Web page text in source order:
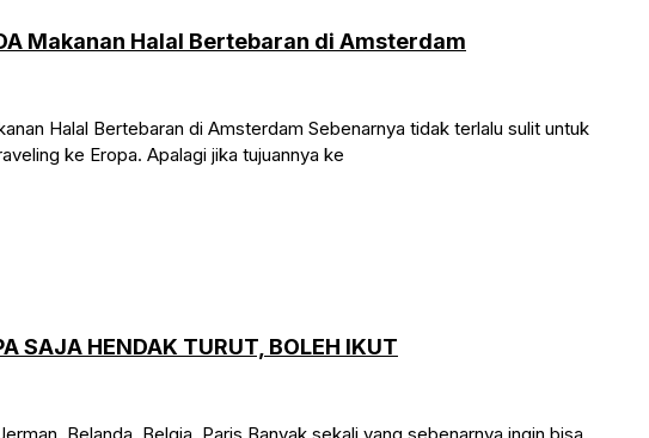
Makanan Halal Bertebaran di Amsterdam
Halal Bertebaran di Amsterdam Sebenarnya tidak terlalu sulit untuk
ke Eropa. Apalagi jika tujuannya ke
SAJA HENDAK TURUT, BOLEH IKUT